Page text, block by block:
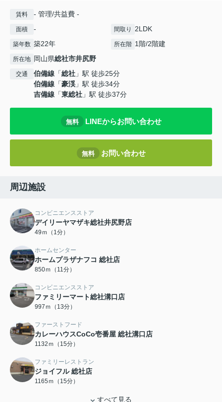
賃料 - 管理/共益費 -
面積 - 間取り 2LDK
築年数 築22年 所在階 1階/2階建
所在地 岡山県総社市井尻野
交通 伯備線 「総社 」駅 徒歩25分
伯備線 「豪渓 」駅 徒歩34分
吉備線 「東総社 」駅 徒歩37分
無料 LINEからお問い合わせ
無料 お問い合わせ
周辺施設
コンビニエンスストア
デイリーヤマザキ総社井尻野店
49ｍ（1分）
ホームセンター
ホームプラザナフコ 総社店
850ｍ（11分）
コンビニエンスストア
ファミリーマート総社溝口店
997ｍ（13分）
ファーストフード
カレーハウスCoCo壱番屋 総社溝口店
1132ｍ（15分）
ファミリーレストラン
ジョイフル 総社店
1165ｍ（15分）
すべて見る